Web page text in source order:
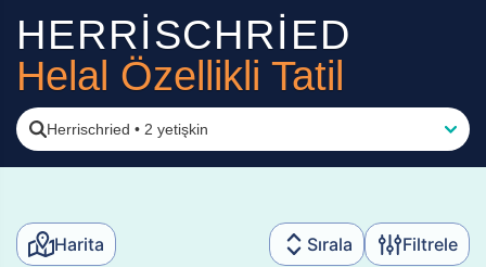
HERRİSCHRİED
Helal Özellikli Tatil
Herrischried • 2 yetişkin
Harita Sırala Filtrele